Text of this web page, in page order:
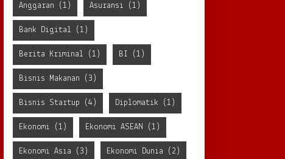
Anggaran (1) Asuransi (1)
Bank Digital (1)
Berita Kriminal (1) BI (1)
Bisnis Makanan (3)
Bisnis Startup (4) Diplomatik (1)
Ekonomi (1) Ekonomi ASEAN (1)
Ekonomi Asia (3) Ekonomi Dunia (2)